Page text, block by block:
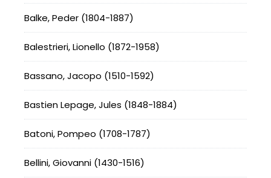
Balke, Peder (1804-1887)
Balestrieri, Lionello (1872-1958)
Bassano, Jacopo (1510-1592)
Bastien Lepage, Jules (1848-1884)
Batoni, Pompeo (1708-1787)
Bellini, Giovanni (1430-1516)